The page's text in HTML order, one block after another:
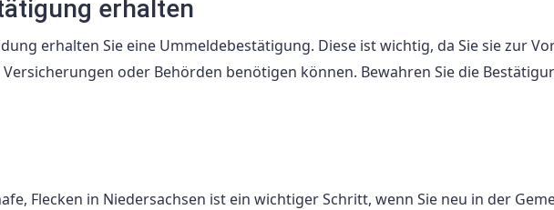
erhalten
erhalten Sie eine Ummeldebestätigung. Diese ist wichtig, da Sie sie zur
oder Behörden benötigen können. Bewahren Sie die
Flecken in Niedersachsen ist ein wichtiger Schritt, wenn Sie neu in der